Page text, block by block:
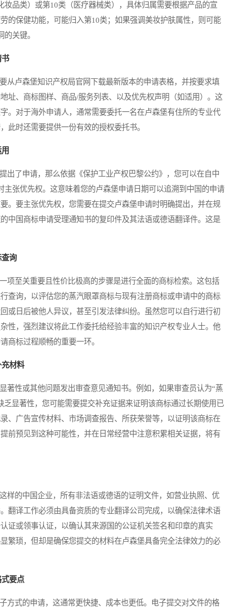
品类）或第10类（医疗器械类），具体归属需要根据产品的宣
的保健功能，可能归入第10类；如果强调美妆护肤属性，则可能
关键。
书
卢森堡知识产权局官网下载最新版本的申请表格，并按要求填
址、商标图样、商品/服务列表、以及优先权声明（如适用）。这
。对于海外申请人，通常需要委托一名在卢森堡有住所的专业代
此时还需要提供一份有效的授权委托书。
了申请，那么依据《保护工业产权巴黎公约》，您可以在自中
主张优先权。这意味着您的卢森堡申请日期可以追溯到中国的申请
。要主张优先权，您需要在提交卢森堡申请时明确提出，并在规
中国商标申请受理通知书的复印件及其法语或德语翻译件。这是
询
至关重要且性价比极高的步骤是进行全面的商标检索。这包括
查询，以评估您的蒸汽眼罩商标与现有注册商标或申请中的商标
或日后被他人异议，甚至引发法律纠纷。虽然您可以自行进行初
性，强烈建议将此工作委托给经验丰富的知识产权专业人士。他
商标过程顺畅的重要一环。
材料
性或其他问题发出审查意见通知书。例如，如果审查员认为“蒸
显著性，您可能需要提交补充证据来证明该商标通过长期使用已
、广告宣传材料、市场调查报告、所获荣誉等，以证明该商标在
前预见到这种可能性，并在日常经营中注意积累相关证据，将有
的中国企业，所有非法语或德语的证明文件，如营业执照、优
翻译工作必须由具备资质的专业翻译公司完成，以确保法律术语
证或领事认证，以确认其来源国的公证机关签名和印章的真实
繁琐，但却是确保您提交的材料在卢森堡具备完全法律效力的必
要点
式的申请，这通常更快捷、成本也更低。电子提交对文件的格